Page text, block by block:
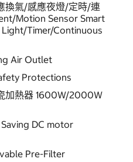
換氣/感應夜燈/定時/連
Motion Sensor Smart
Timer/Continuous
Air Outlet
Protections
加熱器 1600W/2000W
DC motor
Pre-Filter